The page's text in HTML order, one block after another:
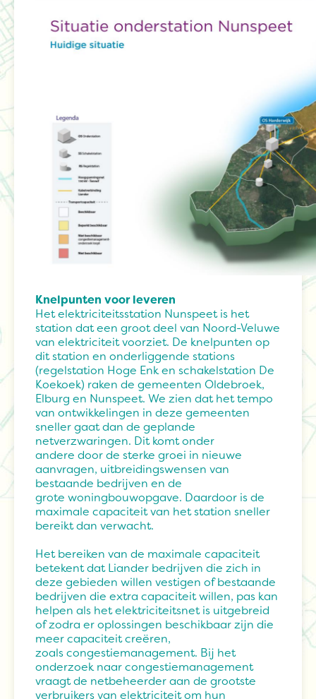
Knelpunten voor leveren
Het elektriciteitsstation Nunspeet is het
station dat een groot deel van Noord-Veluwe
van elektriciteit voorziet. De knelpunten op
dit station en onderliggende stations
(regelstation Hoge Enk en schakelstation De
Koekoek) raken de gemeenten Oldebroek,
Elburg en Nunspeet. We zien dat het tempo
van ontwikkelingen in deze gemeenten
sneller gaat dan de geplande
netverzwaringen. Dit komt onder
andere door de sterke groei in nieuwe
aanvragen, uitbreidingswensen van
bestaande bedrijven en de
grote woningbouwopgave. Daardoor is de
maximale capaciteit van het station sneller
bereikt dan verwacht.
Het bereiken van de maximale capaciteit
betekent dat Liander bedrijven die zich in
deze gebieden willen vestigen of bestaande
bedrijven die extra capaciteit willen, pas kan
helpen als het elektriciteitsnet is uitgebreid
of zodra er oplossingen beschikbaar zijn die
meer capaciteit creëren,
zoals congestiemanagement. Bij het
onderzoek naar congestiemanagement
vraagt de netbeheerder aan de grootste
verbruikers van elektriciteit om hun